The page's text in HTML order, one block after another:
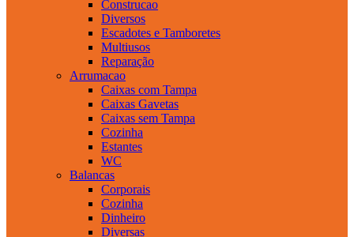
Construcao
Diversos
Escadotes e Tamboretes
Multiusos
Reparação
Arrumacao
Caixas com Tampa
Caixas Gavetas
Caixas sem Tampa
Cozinha
Estantes
WC
Balancas
Corporais
Cozinha
Dinheiro
Diversas